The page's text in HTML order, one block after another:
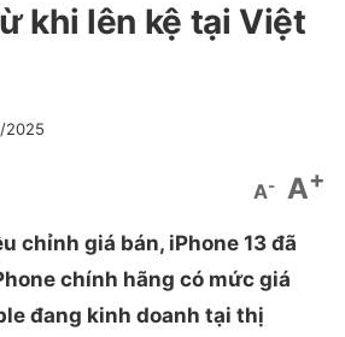
khi lên kệ tại Việt
2025
A- A+
chỉnh giá bán, iPhone 13 đã
chính hãng có mức giá
đang kinh doanh tại thị